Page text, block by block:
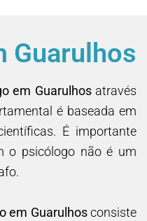
Guarulhos
em Guarulhosatravés
é baseada em
É importante
o psicólogo não é um
em Guarulhosconsiste